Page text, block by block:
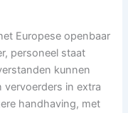
Europese openbaar
personeel staat
kunnen
vervoerders in extra
handhaving, met